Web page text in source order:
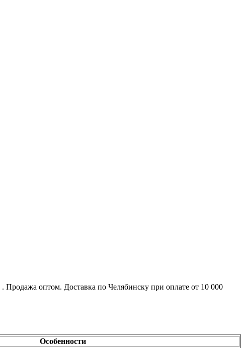
. Продажа оптом. Доставка по Челябинску при оплате от 10 000
Особенности